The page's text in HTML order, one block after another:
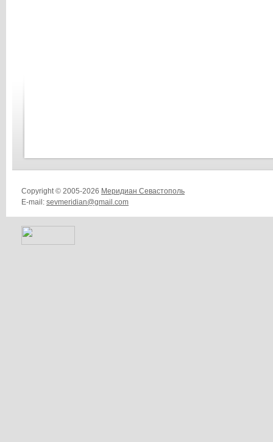
Copyright © 2005-2026 Меридиан Севастополь
E-mail: sevmeridian@gmail.com